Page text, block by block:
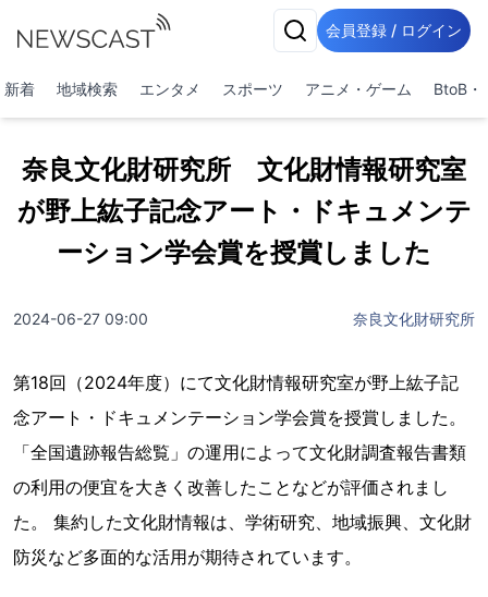
会員登録 / ログイン
新着 地域検索 エンタメ スポーツ アニメ・ゲーム BtoB・
奈良文化財研究所 文化財情報研究室
が野上紘子記念アート・ドキュメンテ
ーション学会賞を授賞しました
2024-06-27 09:00 奈良文化財研究所
第18回（2024年度）にて文化財情報研究室が野上紘子記
念アート・ドキュメンテーション学会賞を授賞しました。
「全国遺跡報告総覧」の運用によって文化財調査報告書類
の利用の便宜を大きく改善したことなどが評価されまし
た。 集約した文化財情報は、学術研究、地域振興、文化財
防災など多面的な活用が期待されています。